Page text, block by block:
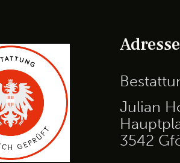
Adresse
Julian
3542